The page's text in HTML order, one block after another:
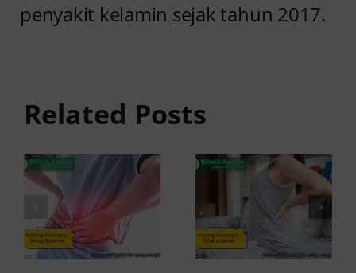
penyakit kelamin sejak tahun 2017.
Related Posts
Penyebab
Sering
Kambuh
dan Cara
Atasinya
Anyang
Penyebab
dan
Solusinya